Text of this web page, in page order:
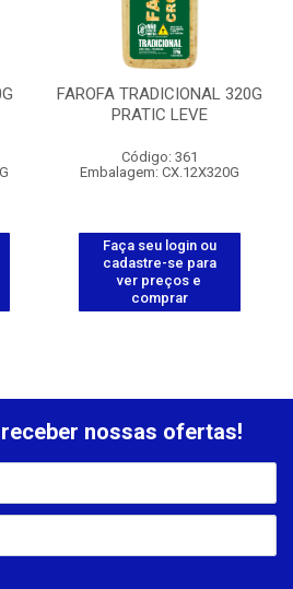
FAROFA TRADICIONAL 320G
PRATIC LEVE
Código: 361
Embalagem: CX.12X320G
Faça seu login ou
cadastre-se para
ver preços e
comprar
nossas ofertas!